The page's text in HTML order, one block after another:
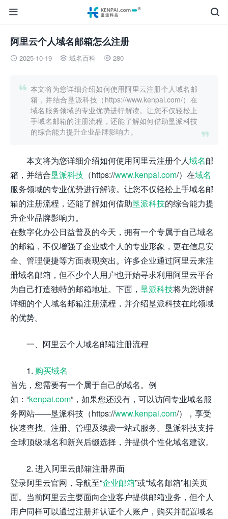


阿里云个人域名邮箱怎么注册
 2025-10-19  域名百科  280


本文将为您详细介绍如何使用阿里云注册个人域名邮
箱，并结合垦派科技（https://www.kenpai.com/）在
域名服务领域的专业优势进行解读。让您不仅轻松上
手域名邮箱的注册流程，还能了解如何借助垦派科技
的综合能力提升企业品牌影响力。
本文将为您详细介绍如何使用阿里云注册个人域名邮
箱，并结合垦派科技 （https://www.kenpai.com/）在域名
服务领域的专业优势进行解读。让您不仅轻松上手域名邮
箱的注册流程，还能了解如何借助垦派科技的综合能力提
升企业品牌影响力。
在数字化办公日益普及的今天，拥有一个专属于自己域名
的邮箱，不仅增强了企业或个人的专业形象，更在信息安
全、管理便捷等方面表现突出。许多企业通过阿里云来注
册域名邮箱，但不少个人用户也开始寻求利用阿里云平台
为自己打造独特的邮箱地址。下面， 垦派科技将为您讲解
详细的个人域名邮箱注册流程，并介绍垦派科技在此领域
的优势。
一、阿里云个人域名邮箱注册流程
1. 购买域名
首先，您需要有一个属于自己的域名。例
如：“kenpai.com”，如果您还没有，可以访问专业域名服
务网站——垦派科技（https://www.kenpai.com/），享受
快速查找、注册、管理及续费一站式服务。垦派科技支持
全球顶级域名和新兴后缀选择，并提供个性化域名建议。
2. 进入阿里云邮箱注册界面
登录阿里云官网，导航至“企业邮箱”或“域名邮箱”相关页
面。当前阿里云主要面向企业客户提供邮箱业务，但个人
用户同样可以通过注册并认证个人账户，购买并配置域名